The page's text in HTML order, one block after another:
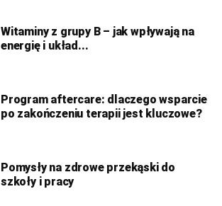
Witaminy z grupy B – jak wpływają na
energię i układ...
Program aftercare: dlaczego wsparcie
po zakończeniu terapii jest kluczowe?
Pomysły na zdrowe przekąski do
szkoły i pracy